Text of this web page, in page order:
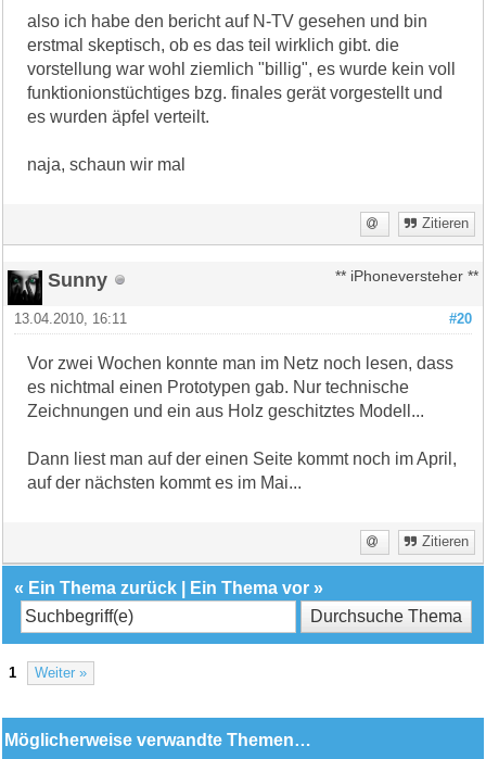
also ich habe den bericht auf N-TV gesehen und bin
erstmal skeptisch, ob es das teil wirklich gibt. die
vorstellung war wohl ziemlich "billig", es wurde kein voll
funktionionstüchtiges bzg. finales gerät vorgestellt und
es wurden äpfel verteilt.
naja, schaun wir mal
Zitieren
Sunny ** iPhoneversteher **
#20
13.04.2010, 16:11
Vor zwei Wochen konnte man im Netz noch lesen, dass
es nichtmal einen Prototypen gab. Nur technische
Zeichnungen und ein aus Holz geschitztes Modell...
Dann liest man auf der einen Seite kommt noch im April,
auf der nächsten kommt es im Mai...
Zitieren
« Ein Thema zurück Ein Thema vor »
1 Weiter »
Möglicherweise verwandte Themen…